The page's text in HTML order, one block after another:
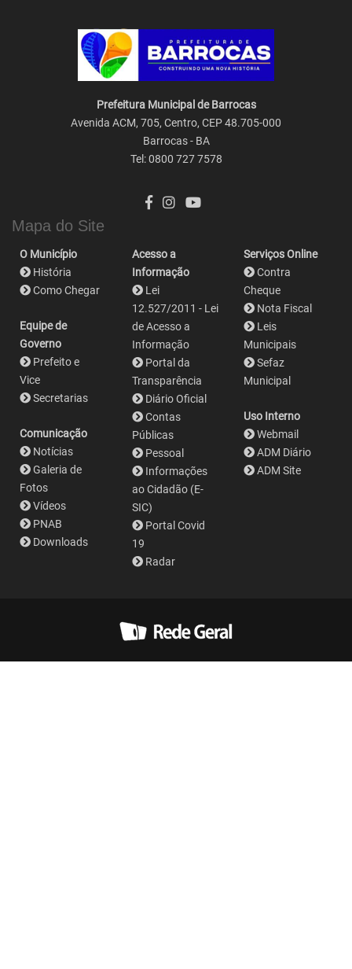
Prefeitura Municipal de Barrocas
Avenida ACM, 705, Centro, CEP 48.705-000
Barrocas - BA
Tel: 0800 727 7578
Mapa do Site
O Município
História
Como Chegar
Equipe de
Governo
Prefeito e
Vice
Secretarias
Comunicação
Notícias
Galeria de
Fotos
Vídeos
PNAB
Downloads
Acesso a
Informação
Lei
12.527/2011 - Lei
de Acesso a
Informação
Portal da
Transparência
Diário Oficial
Contas
Públicas
Pessoal
Informações
ao Cidadão (E-
SIC)
Portal Covid
19
Radar
Serviços Online
Contra
Cheque
Nota Fiscal
Leis
Municipais
Sefaz
Municipal
Uso Interno
Webmail
ADM Diário
ADM Site